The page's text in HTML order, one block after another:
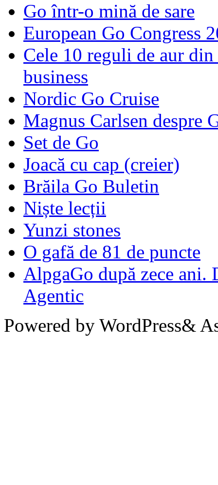
Go într-o mină de sare
European Go Congress
Cele 10 reguli de aur
business
Nordic Go Cruise
Magnus Carlsen despre
Set de Go
Joacă cu cap (creier)
Brăila Go Buletin
Niște lecții
Yunzi stones
O gafă de 81 de puncte
AlpgaGo după zece ani.
Agentic
Powered by WordPress&